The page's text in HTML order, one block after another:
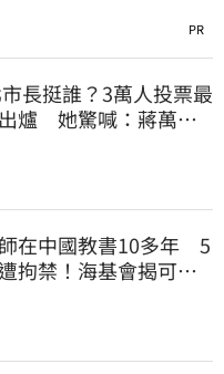
PR
長挺誰？3萬人投票最
爐 她驚喊：蔣萬安
在中國教書10多年 5
拘禁！海基會揭可能